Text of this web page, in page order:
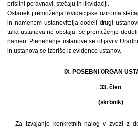
prisilni poravnavi, stečaju in likvidaciji.
Ostanek premoženja likvidacijske oziroma
in namenom ustanovitelja dodeli drugi
taka ustanova ne obstaja, se premoženje
namen. Prenehanje ustanove se objavi v
in ustanova se izbriše iz evidence ustanov.
IX. POSEBNI ORGAN
33. člen
(skrbnik)
Za izvajanje konkretnih nalog v zvezi z